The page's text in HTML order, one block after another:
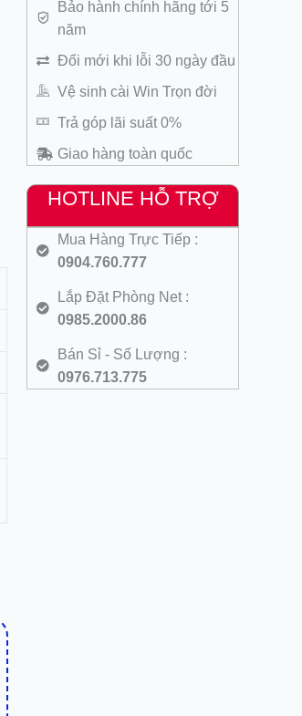
Bảo hành chính hãng tới 5
năm
Đổi mới khi lỗi 30 ngày đầu
Vệ sinh cài Win Trọn đời
Trả góp lãi suất 0%
Giao hàng toàn quốc
HOTLINE HỖ TRỢ
Mua Hàng Trực Tiếp :
0904.760.777
Lắp Đặt Phòng Net :
0985.2000.86
Bán Sỉ - Số Lượng :
0976.713.775